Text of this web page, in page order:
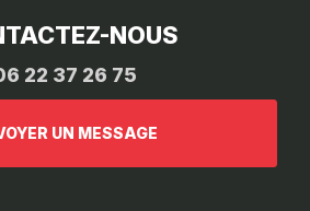
NOUS
22 37 26 75
UN MESSAGE